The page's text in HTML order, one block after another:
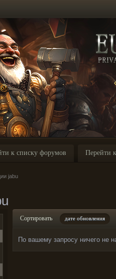
к списку форумов Перейти
jabu
Сортировать дате обновления
По вашему запросу ничего не